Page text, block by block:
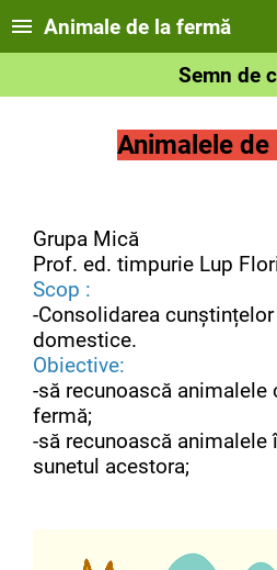
Animale de la fermă
Semn de
Animalele
Grupa Mică
Prof. ed. timpurie Lup
Scop :
-Consolidarea
domestice.
Obiective:
-să recunoască animalele
fermă;
-să recunoască animalele
sunetul acestora;